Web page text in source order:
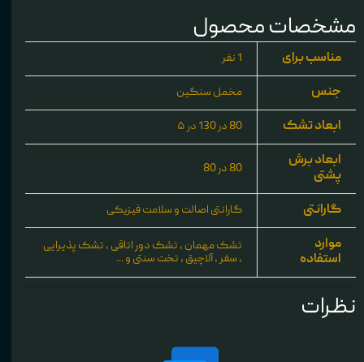
مشخصات محصول
مناسب برای 1 نفر
جنس مخمل سنگین
ابعاد تشک 80 در 130 در ۵
ابعاد برش
پشتی
80 در 80
گارانتی گارانتی اصالت و سلامت فیزیکی
موارد
استفاده
تشک مهمان ، تشک دور اتاقی ، تشک پذیرایی
، سفر ، آلاچیق ، تخت سنتی و ...
نظرات